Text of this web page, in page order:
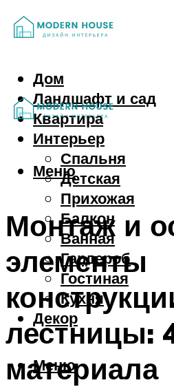
Дом
Ландшафт и сад
Квартира
Интерьер
Спальня
Детская
Прихожая
Балкон
Ванная
Гардероб
Гостиная
Кухня
Декор
Меню
Меню
Монтаж и
элементы
лестницы:
материала